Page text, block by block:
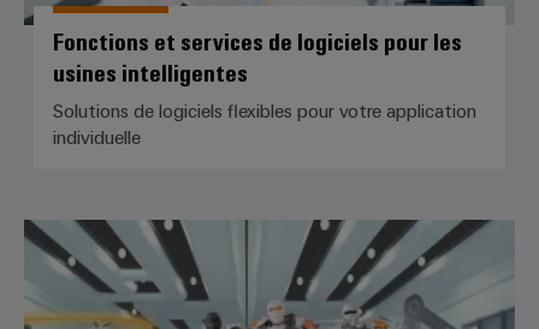
Fonctions et services de logiciels pour les
usines intelligentes
Solutions de logiciels flexibles pour votre application
individuelle
IoT industriel et matériel